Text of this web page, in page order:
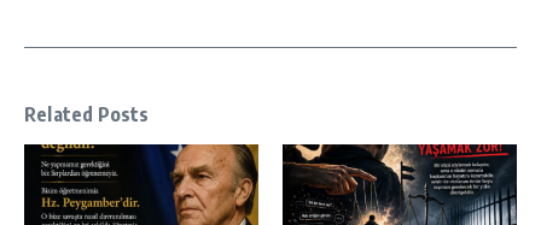
Related Posts